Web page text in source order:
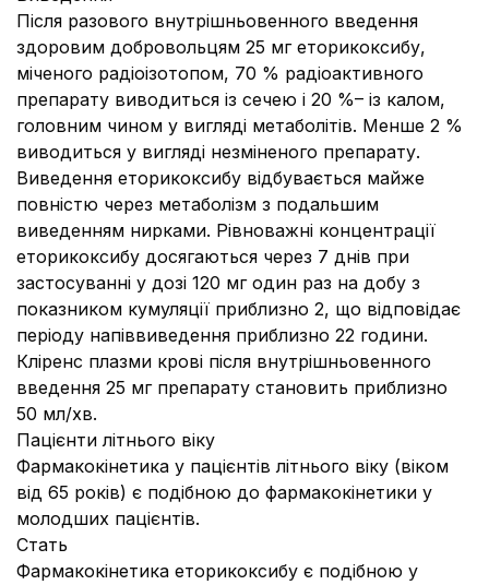
Після разового внутрішньовенного введення
здоровим добровольцям 25 мг еторикоксибу,
міченого радіоізотопом, 70 % радіоактивного
препарату виводиться із сечею і 20 %– із калом,
головним чином у вигляді метаболітів. Менше 2 %
виводиться у вигляді незміненого препарату.
Виведення еторикоксибу відбувається майже
повністю через метаболізм з подальшим
виведенням нирками. Рівноважні концентрації
еторикоксибу досягаються через 7 днів при
застосуванні у дозі 120 мг один раз на добу з
показником кумуляції приблизно 2, що відповідає
періоду напіввиведення приблизно 22 години.
Кліренс плазми крові після внутрішньовенного
введення 25 мг препарату становить приблизно
50 мл/хв.
Пацієнти літнього віку
Фармакокінетика у пацієнтів літнього віку (віком
від 65 років) є подібною до фармакокінетики у
молодших пацієнтів.
Стать
Фармакокінетика еторикоксибу є подібною у